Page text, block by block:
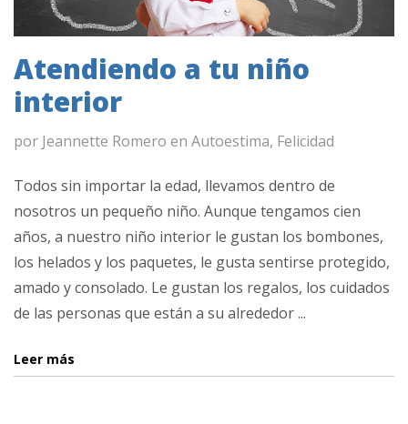
Atendiendo a tu niño
interior
por Jeannette Romero en Autoestima, Felicidad
Todos sin importar la edad, llevamos dentro de
nosotros un pequeño niño. Aunque tengamos cien
años, a nuestro niño interior le gustan los bombones,
los helados y los paquetes, le gusta sentirse protegido,
amado y consolado. Le gustan los regalos, los cuidados
de las personas que están a su alrededor ...
Leer más